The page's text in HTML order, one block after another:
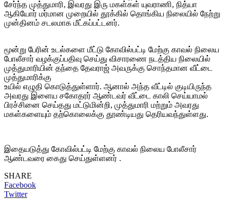
சேர்ந்த முத்துமாரி, இவரது இரு மகள்கள் யுவராணி, நித்யா
ஆகியோர் மர்மான முறையில் தூக்கில் தொங்கிய நிலையில் நேற்று
முன்தினம் சடலமாக மீட்கப்பட்டனர்.
மூன்று பேரின் உடல்களை மீட்டு கோவில்பட்டி மேற்கு காவல் நிலைய
போலீசார் வழக்குப்பதிவு செய்து விசாரணை நடத்திய நிலையில்
முத்துமாரியின் தந்தை தேவராஜ் அவருக்கு சொந்தமான வீட்டை
முத்துமாரிக்கு
உயில் எழுதி கொடுத்துள்ளார். ஆனால் அந்த வீட்டில் குடியிருந்த
அவரது இளைய சகோதரர் ஆண்டவர் வீட்டை காலி செய்யாமல்
பிரச்சினை செய்தது மட்டுமின்றி, முத்துமாரி மற்றும் அவரது
மகள்களையும் தற்கொலைக்கு தூண்டியது தெரியவந்துள்ளது.
இதையடுத்து கோவில்பட்டி மேற்கு காவல் நிலைய போலீசார்
ஆண்டவரை கைது செய்துள்ளனர் .
SHARE
Facebook
Twitter